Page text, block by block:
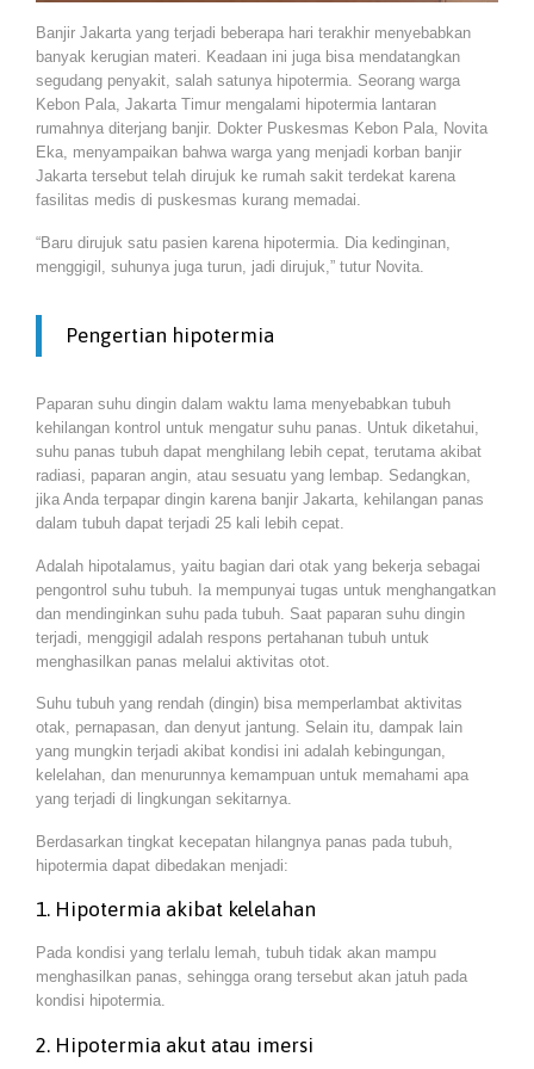
Banjir Jakarta yang terjadi beberapa hari terakhir menyebabkan
banyak kerugian materi. Keadaan ini juga bisa mendatangkan
segudang penyakit, salah satunya hipotermia. Seorang warga
Kebon Pala, Jakarta Timur mengalami hipotermia lantaran
rumahnya diterjang banjir. Dokter Puskesmas Kebon Pala, Novita
Eka, menyampaikan bahwa warga yang menjadi korban banjir
Jakarta tersebut telah dirujuk ke rumah sakit terdekat karena
fasilitas medis di puskesmas kurang memadai.
“Baru dirujuk satu pasien karena hipotermia. Dia kedinginan,
menggigil, suhunya juga turun, jadi dirujuk,” tutur Novita.
Pengertian hipotermia
Paparan suhu dingin dalam waktu lama menyebabkan tubuh
kehilangan kontrol untuk mengatur suhu panas. Untuk diketahui,
suhu panas tubuh dapat menghilang lebih cepat, terutama akibat
radiasi, paparan angin, atau sesuatu yang lembap. Sedangkan,
jika Anda terpapar dingin karena banjir Jakarta, kehilangan panas
dalam tubuh dapat terjadi 25 kali lebih cepat.
Adalah hipotalamus, yaitu bagian dari otak yang bekerja sebagai
pengontrol suhu tubuh. Ia mempunyai tugas untuk menghangatkan
dan mendinginkan suhu pada tubuh. Saat paparan suhu dingin
terjadi, menggigil adalah respons pertahanan tubuh untuk
menghasilkan panas melalui aktivitas otot.
Suhu tubuh yang rendah (dingin) bisa memperlambat aktivitas
otak, pernapasan, dan denyut jantung. Selain itu, dampak lain
yang mungkin terjadi akibat kondisi ini adalah kebingungan,
kelelahan, dan menurunnya kemampuan untuk memahami apa
yang terjadi di lingkungan sekitarnya.
Berdasarkan tingkat kecepatan hilangnya panas pada tubuh,
hipotermia dapat dibedakan menjadi:
1. Hipotermia akibat kelelahan
Pada kondisi yang terlalu lemah, tubuh tidak akan mampu
menghasilkan panas, sehingga orang tersebut akan jatuh pada
kondisi hipotermia.
2. Hipotermia akut atau imersi